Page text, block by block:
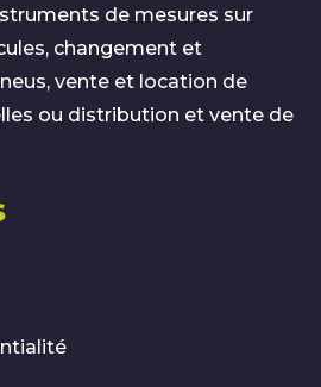
de mesures sur
changement et
vente et location de
ou distribution et vente de